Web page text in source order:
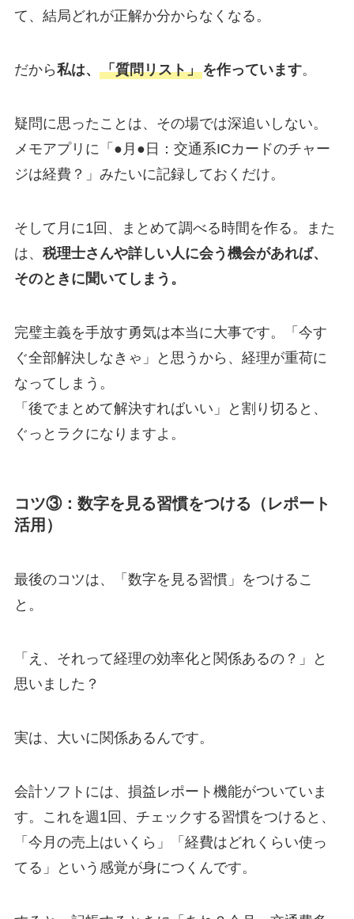
て、結局どれが正解か分からなくなる。
だから私は、 「質問リスト」を作っています。
疑問に思ったことは、その場では深追いしない。
メモアプリに「●月●日：交通系ICカードのチャー
ジは経費？」みたいに記録しておくだけ。
そして月に1回、まとめて調べる時間を作る。また
は、 税理士さんや詳しい人に会う機会があれば、
そのときに聞いてしまう。
完璧主義を手放す勇気は本当に大事です。「今す
ぐ全部解決しなきゃ」と思うから、経理が重荷に
なってしまう。
「後でまとめて解決すればいい」と割り切ると、
ぐっとラクになりますよ。
コツ③：数字を見る習慣をつける（レポート
活用）
最後のコツは、「数字を見る習慣」をつけるこ
と。
「え、それって経理の効率化と関係あるの？」と
思いました？
実は、大いに関係あるんです。
会計ソフトには、損益レポート機能がついていま
す。これを週1回、チェックする習慣をつけると、
「今月の売上はいくら」「経費はどれくらい使っ
てる」という感覚が身につくんです。